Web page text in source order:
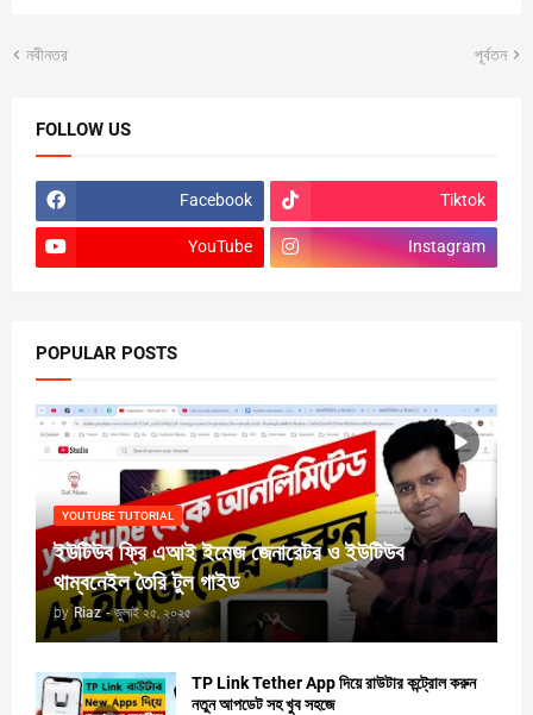
নবীনতর পূর্বতন
FOLLOW US
Facebook Tiktok
YouTube Instagram
POPULAR POSTS
YOUTUBE TUTORIAL
ইউটিউব ফ্রি এআই ইমেজ জেনারেটর ও ইউটিউব
থাম্বনেইল তৈরি টুল গাইড
by Riaz - জুলাই ২৫, ২০২৫
TP Link Tether App দিয়ে রাউটার কন্ট্রোল করুন
নতুন আপডেট সহ খুব সহজে